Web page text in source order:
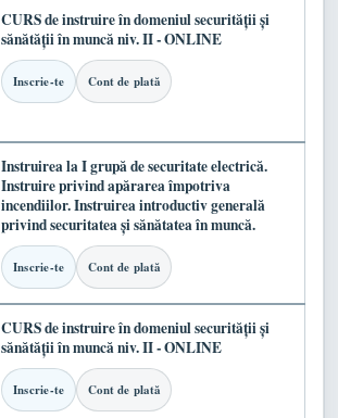
CURS de instruire în domeniul securității și
sănătății în muncă niv. II - ONLINE
Inscrie-te Cont de plată
Instruirea la I grupă de securitate electrică.
Instruire privind apărarea împotriva
incendiilor. Instruirea introductiv generală
privind securitatea și sănătatea în muncă.
Inscrie-te Cont de plată
CURS de instruire în domeniul securității și
sănătății în muncă niv. II - ONLINE
Inscrie-te Cont de plată